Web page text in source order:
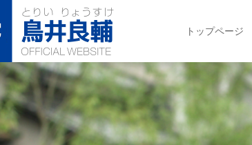
トップページ